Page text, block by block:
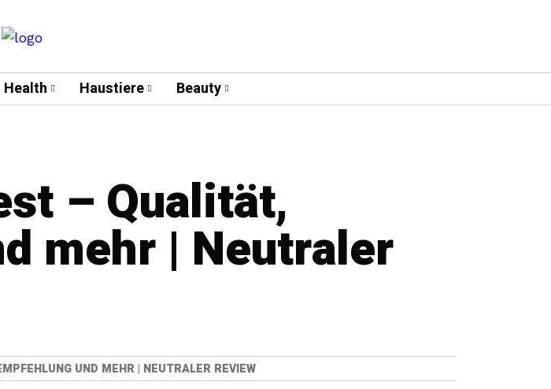
Health Haustiere Beauty
– Qualität,
mehr | Neutraler
UND MEHR | NEUTRALER REVIEW